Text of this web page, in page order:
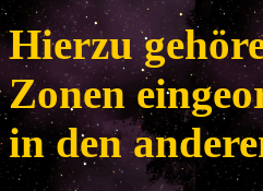
Hierzu
Zonen
in den